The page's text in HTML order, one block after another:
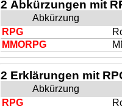
2 Abkürzungen mit
Abkürzung
RPG
MMORPG
2 Erklärungen mit
Abkürzung
RPG